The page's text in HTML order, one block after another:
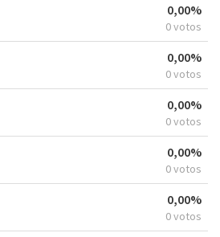
0,00%
0 votos
0,00%
0 votos
0,00%
0 votos
0,00%
0 votos
0,00%
0 votos